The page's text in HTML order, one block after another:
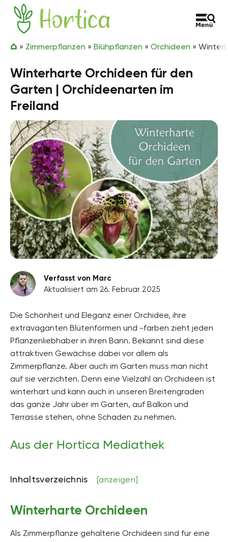
Zum Inhalt springen
Hortica
» Zimmerpflanzen » Blühpflanzen » Orchideen »
Winterharte Orchideen für den
Garten | Orchideenarten im
Freiland
Verfasst von Marc
Aktualisiert am 26. Februar 2025
Die Schönheit und Eleganz einer Orchidee, ihre
extravaganten Blütenformen und -farben zieht jeden
Pflanzenliebhaber in ihren Bann. Bekannt sind diese
attraktiven Gewächse dabei vor allem als
Zimmerpflanze. Aber auch im Garten muss man nicht
auf sie verzichten. Denn eine Vielzahl an Orchideen ist
winterhart und kann auch in unseren Breitengraden
das ganze Jahr über im Garten, auf Balkon und
Terrasse stehen, ohne Schaden zu nehmen.
Aus der Hortica Mediathek
Inhaltsverzeichnis [anzeigen]
Winterharte Orchideen
Als Zimmerpflanze gehaltene Orchideen sind für eine